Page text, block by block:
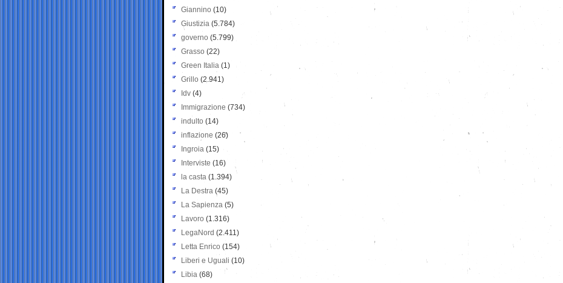
Giannino (10)
Giustizia (5.784)
governo (5.799)
Grasso (22)
Green Italia (1)
Grillo (2.941)
Idv (4)
Immigrazione (734)
indulto (14)
inflazione (26)
Ingroia (15)
Interviste (16)
la casta (1.394)
La Destra (45)
La Sapienza (5)
Lavoro (1.316)
LegaNord (2.411)
Letta Enrico (154)
Liberi e Uguali (10)
Libia (68)